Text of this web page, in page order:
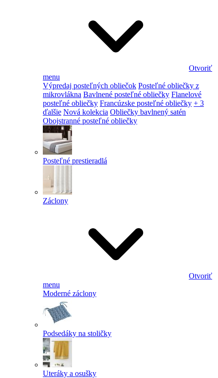
Otvoriť
menu
Výpredaj posteľných obliečok Posteľné obliečky z
mikrovlákna Bavlnené posteľné obliečky Flanelové
posteľné obliečky Francúzske posteľné obliečky + 3
ďalšie Nová kolekcia Obliečky bavlnený satén
Obojstranné posteľné obliečky
Posteľné prestieradlá
Záclony
Otvoriť
menu
Moderné záclony
Podsedáky na stoličky
Uteráky a osušky